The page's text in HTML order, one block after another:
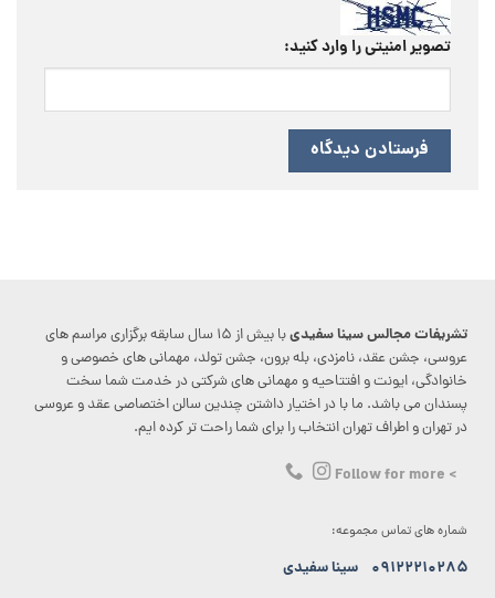
تصویر امنیتی را وارد کنید:
تشریفات مجالس سینا سفیدی
با بیش از ۱۵ سال سابقه برگزاری مراسم های
عروسی، جشن عقد، نامزدی، بله برون، جشن تولد، مهمانی های خصوصی و
خانوادگی، ایونت و افتتاحیه و مهمانی های شرکتی در خدمت شما سخت
پسندان می باشد. ما با در اختیار داشتن چندین سالن اختصاصی عقد و عروسی
در تهران و اطراف تهران انتخاب را برای شما راحت تر کرده ایم.
> Follow for more
شماره های تماس مجموعه:
۰۹۱۲۲۲۱۰۲۸۵ سینا سفیدی